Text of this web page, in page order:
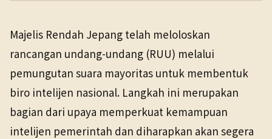
TANGGAL SUMBER
23 Apr 2026
Pranala sumber asli tidak lagi tersedia. Buka arsip
Majelis Rendah Jepang telah meloloskan
rancangan undang-undang (RUU) melalui
pemungutan suara mayoritas untuk membentuk
biro intelijen nasional. Langkah ini merupakan
bagian dari upaya memperkuat kemampuan
intelijen pemerintah dan diharapkan akan segera